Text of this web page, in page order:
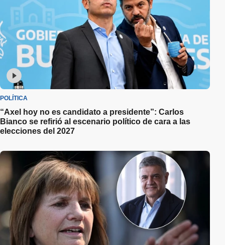
POLÍTICA
“Axel hoy no es candidato a presidente”: Carlos
Bianco se refirió al escenario político de cara a las
elecciones del 2027